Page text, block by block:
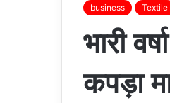
business Textile
भारी
कपड़ा